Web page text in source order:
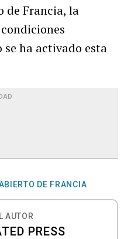
de Francia, la
ha activado esta
DE FRANCIA
AUTOR
PRESS